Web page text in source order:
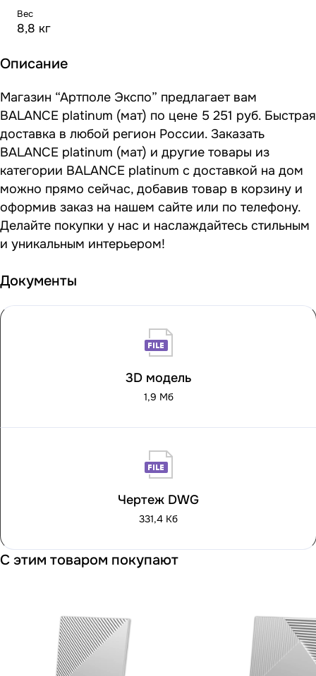
Вес
8,8 кг
Описание
Магазин “Артполе Экспо” предлагает вам
BALANCE platinum (мат) по цене 5 251 руб. Быстрая
доставка в любой регион России. Заказать
BALANCE platinum (мат) и другие товары из
категории BALANCE platinum с доставкой на дом
можно прямо сейчас, добавив товар в корзину и
оформив заказ на нашем сайте или по телефону.
Делайте покупки у нас и наслаждайтесь стильным
и уникальным интерьером!
Документы
3D модель
1,9 Мб
Чертеж DWG
331,4 Кб
С этим товаром покупают